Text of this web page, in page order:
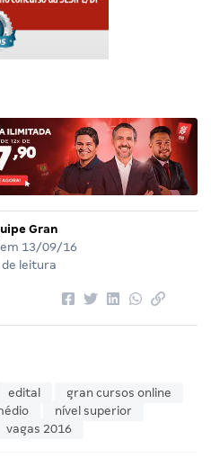
Gran
13/09/16
de leitura
edital
gran cursos online
nível superior
vagas 2016